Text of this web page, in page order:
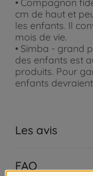
• Compagnon
cm de haut et
les enfants. Il
mois de vie.
• Simba - grand
des enfants est
produits. Pour
enfants
Les avis
FAQ